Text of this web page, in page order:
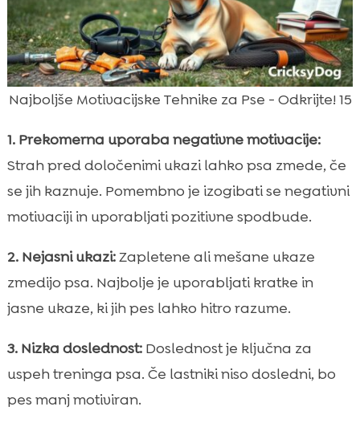
Najboljše Motivacijske Tehnike za Pse - Odkrijte! 15
1. Prekomerna uporaba negativne motivacije:
Strah pred določenimi ukazi lahko psa zmede, če
se jih kaznuje. Pomembno je izogibati se negativni
motivaciji in uporabljati pozitivne spodbude.
2. Nejasni ukazi:Zapletene ali mešane ukaze
zmedijo psa. Najbolje je uporabljati kratke in
jasne ukaze, ki jih pes lahko hitro razume.
3. Nizka doslednost:Doslednost je ključna za
uspeh treninga psa. Če lastniki niso dosledni, bo
pes manj motiviran.